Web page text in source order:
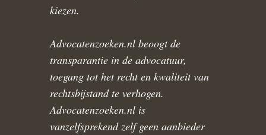
kiezen.
Advocatenzoeken.nl beoogt de
transparantie in de advocatuur,
toegang tot het recht en kwaliteit van
rechtsbijstand te verhogen.
Advocatenzoeken.nl is
vanzelfsprekend zelf geen aanbieder